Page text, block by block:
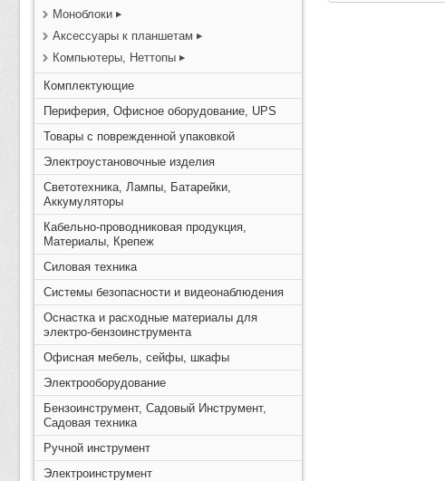
Моноблоки
Аксессуары к планшетам
Компьютеры, Неттопы
Комплектующие
Периферия, Офисное оборудование, UPS
Товары с поврежденной упаковкой
Электроустановочные изделия
Светотехника, Лампы, Батарейки,
Аккумуляторы
Кабельно-проводниковая продукция,
Материалы, Крепеж
Силовая техника
Системы безопасности и видеонаблюдения
Оснастка и расходные материалы для
электро-бензоинструмента
Офисная мебель, сейфы, шкафы
Электрооборудование
Бензоинструмент, Садовый Инструмент,
Садовая техника
Ручной инструмент
Электроинструмент